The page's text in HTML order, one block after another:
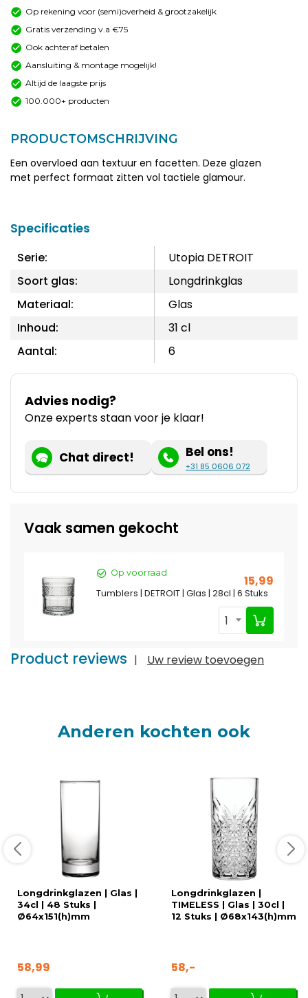
Op rekening voor (semi)overheid & grootzakelijk
Gratis verzending v.a €75
Ook achteraf betalen
Aansluiting & montage mogelijk!
Altijd de laagste prijs
100.000+ producten
PRODUCTOMSCHRIJVING
Een overvloed aan textuur en facetten. Deze glazen
met perfect formaat zitten vol tactiele glamour.
Specificaties
Serie:
Utopia DETROIT
Soort glas:
Longdrinkglas
Materiaal:
Glas
Inhoud:
31 cl
Aantal:
6
Advies nodig?
Onze experts staan voor je klaar!
Chat direct! Bel ons!
+31 85 0606 072
Vaak samen gekocht
Op voorraad
15,99
Tumblers | DETROIT | Glas | 28cl | 6 Stuks
1
Product reviews | Uw review toevoegen
Anderen kochten ook
Longdrinkglazen | Glas |
34cl | 48 Stuks |
Ø64x151(h)mm
58,99
Longdrinkglazen |
TIMELESS | Glas | 30cl |
12 Stuks | Ø68x143(h)mm
58,-